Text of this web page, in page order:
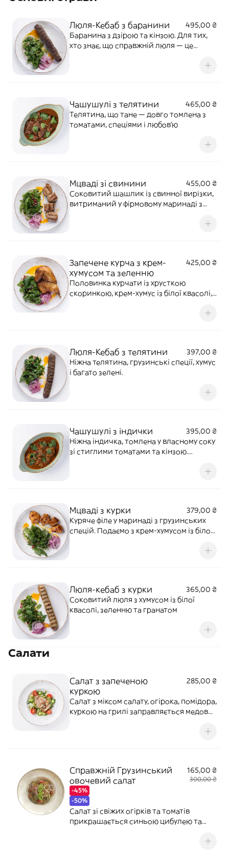
Люля-Кебаб з баранини
495,00 ₴
Баранина з дзірою та кінзою. Для тих,
хто знає, що справжній люля — це
Чашушулі з телятини
465,00 ₴
Телятина, що тане — довго томлена з
томатами, спеціями і любов’ю
Мцваді зі свинини
455,00 ₴
Соковитий шашлик із свинної вирізки,
витриманий у фірмовому маринаді з
Запечене курча з крем-
хумусом та зеленню
425,00 ₴
Половинка курчати із хрусткою
скоринкою, крем-хумус із білої квасолі,
Люля-Кебаб з телятини
397,00 ₴
Ніжна телятина, грузинські спеції, хумус
і багато зелені.
Чашушулі з індички
395,00 ₴
Ніжна індичка, томлена у власному соку
зі стиглими томатами та кінзою.
Мцваді з курки
379,00 ₴
Куряче філе у маринаді з грузинських
спецій. Подаємо з крем-хумусом із білої
Люля-кебаб з курки
365,00 ₴
Соковитий люля з хумусом із білої
квасолі, зеленню та гранатом
Салати
Салат з запеченою
куркою
285,00 ₴
Салат з міксом салату, огірока, помідора,
куркою на грилі заправляється медово-
Справжній Грузинський
овочевий салат
-45%
-50%
165,00 ₴
300,00 ₴
Салат зі свіжих огірків та томатів
прикрашається синьою цибулею та